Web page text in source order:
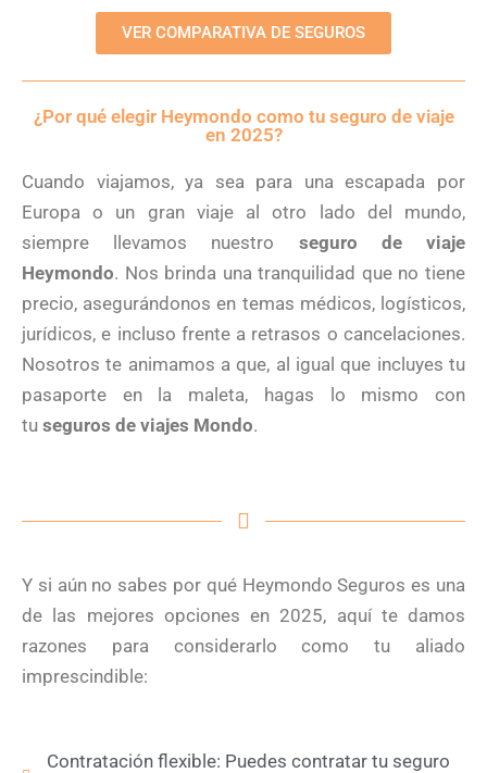
VER COMPARATIVA DE SEGUROS
¿Por qué elegir Heymondo como tu seguro de viaje
en 2025?
Cuando viajamos, ya sea para una escapada por
Europa o un gran viaje al otro lado del mundo,
siempre llevamos nuestro seguro de viaje
Heymondo. Nos brinda una tranquilidad que no tiene
precio, asegurándonos en temas médicos, logísticos,
jurídicos, e incluso frente a retrasos o cancelaciones.
Nosotros te animamos a que, al igual que incluyes tu
pasaporte en la maleta, hagas lo mismo con
tu seguros de viajes Mondo.
Y si aún no sabes por qué Heymondo Seguros es una
de las mejores opciones en 2025, aquí te damos
razones para considerarlo como tu aliado
imprescindible:
Contratación flexible: Puedes contratar tu seguro